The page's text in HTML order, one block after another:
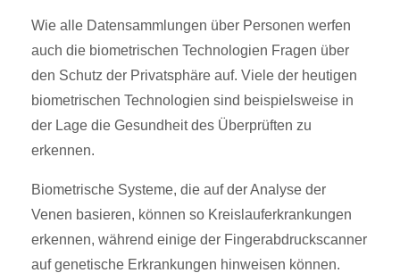
Wie alle Datensammlungen über Personen werfen
auch die biometrischen Technologien Fragen über
den Schutz der Privatsphäre auf. Viele der heutigen
biometrischen Technologien sind beispielsweise in
der Lage die Gesundheit des Überprüften zu
erkennen.
Biometrische Systeme, die auf der Analyse der
Venen basieren, können so Kreislauferkrankungen
erkennen, während einige der Fingerabdruckscanner
auf genetische Erkrankungen hinweisen können.